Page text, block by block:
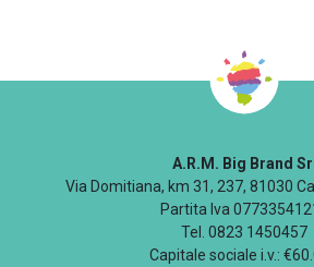
A.R.M. Big Brand Srl
Via Domitiana, km 31, 237, 81030
Partita Iva
Tel. 0823 1450457
Capitale sociale i.v.: